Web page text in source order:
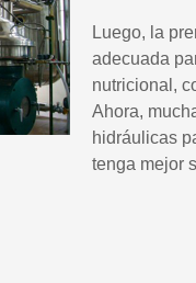
Luego, la
adecuada
nutricional,
Ahora,
hidráulicas
tenga mejor